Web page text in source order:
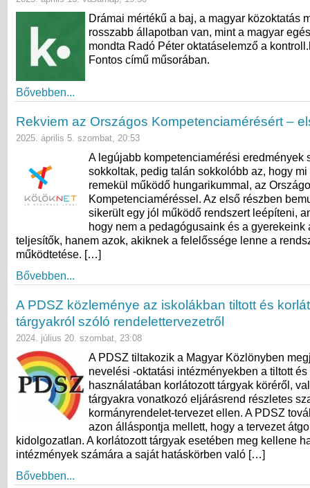
Drámai mértékű a baj, a magyar közoktatás
rosszabb állapotban van, mint a magyar
mondta Radó Péter oktatáselemző a
Fontos című műsorában.
Bővebben...
Rekviem az Országos Kompetenciamérésért –
2025. április 5. szombat, 20:53
A legújabb kompetenciamérési eredmények
sokkoltak, pedig talán sokkolóbb az, hogy mi
remekül működő hungarikummal, az
Kompetenciaméréssel. Az első részben
sikerült egy jól működő rendszert leépíteni,
hogy nem a pedagógusaink és a gyerekeink
teljesítők, hanem azok, akiknek a felelőssége lenne a
működtetése. […]
Bővebben...
A PDSZ közleménye az iskolákban tiltott és
tárgyakról szóló rendelettervezetről
2024. július 20. szombat, 23:08
A PDSZ tiltakozik a Magyar Közlönyben
nevelési -oktatási intézményekben a tiltott és
használatában korlátozott tárgyak köréről,
tárgyakra vonatkozó eljárásrend részletes
kormányrendelet-tervezet ellen. A PDSZ
azon álláspontja mellett, hogy a tervezet
kidolgozatlan. A korlátozott tárgyak esetében meg kellene
intézmények számára a saját hatáskörben való […]
Bővebben...